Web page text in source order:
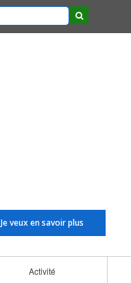
Je veux en savoir plus
Activité